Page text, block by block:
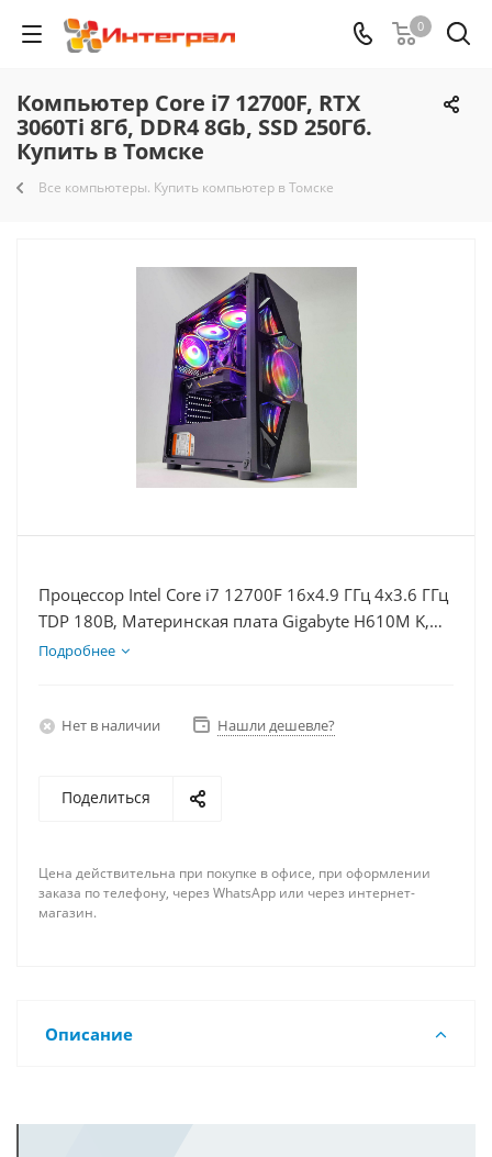
0
Компьютер Core i7 12700F, RTX
3060Ti 8Гб, DDR4 8Gb, SSD 250Гб.
Купить в Томске
Все компьютеры. Купить компьютер в Томске
Процессор Intel Core i7 12700F 16x4.9 ГГц 4x3.6 ГГц
TDP 180В, Материнская плата Gigabyte H610M K,
Видеокарта RTX 3060Ti 8Гб, Память DDR4 8Gb,
Подробнее
Нет в наличии Нашли дешевле?
Поделиться
Цена действительна при покупке в офисе, при оформлении
заказа по телефону, через WhatsApp или через интернет-
магазин.
Описание